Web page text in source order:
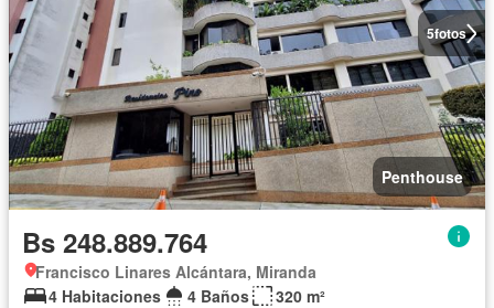
5fotos
Penthouse
Bs 248.889.764
Francisco Linares Alcántara, Miranda
4 Habitaciones
4 Baños
320 m²